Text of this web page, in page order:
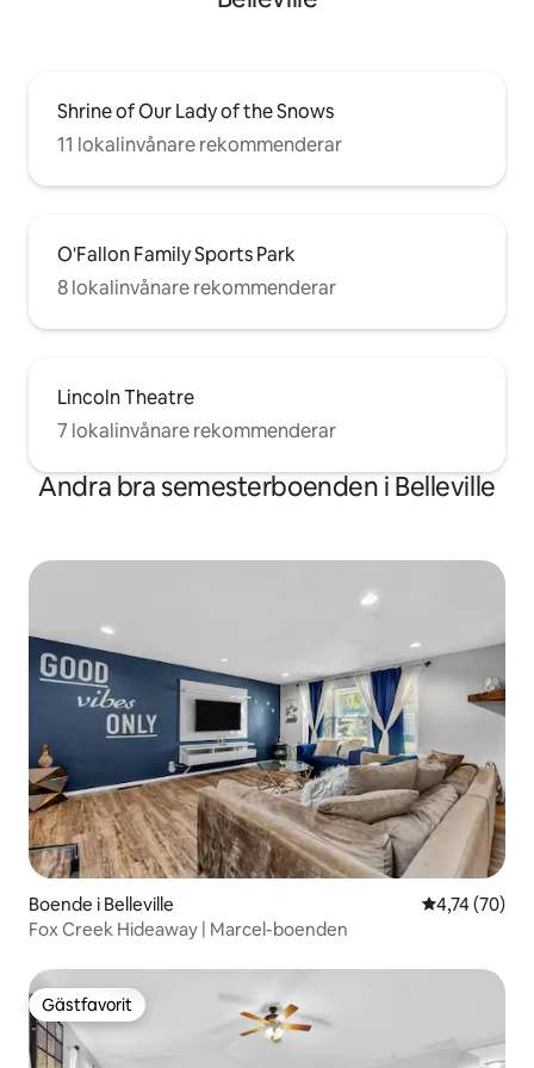
Shrine of Our Lady of the Snows
11 lokalinvånare rekommenderar
O'Fallon Family Sports Park
8 lokalinvånare rekommenderar
Lincoln Theatre
7 lokalinvånare rekommenderar
Andra bra semesterboenden i Belleville
Boende i Belleville 4,74 av 5 i
4,74 (70)
Fox Creek Hideaway | Marcel-boenden
Gästfavorit
Gästfavorit